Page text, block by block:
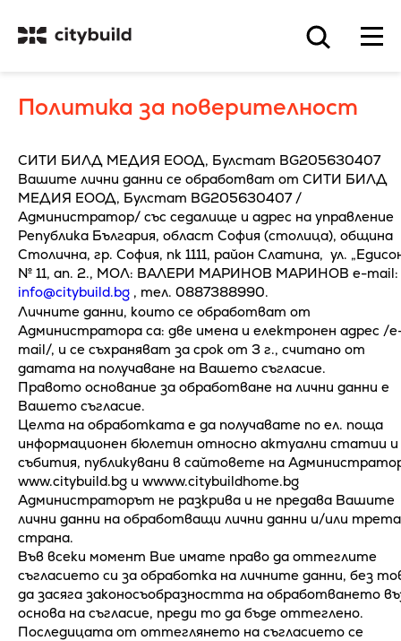
Политика за поверителност
СИТИ БИЛД МЕДИЯ ЕООД, Булстат BG205630407
Вашите лични данни се обработват от СИТИ БИЛД
МЕДИЯ ЕООД, Булстат BG205630407 /
Администратор/ със седалище и адрес на управление
Република България, област София (столица), община
Столична, гр. София, пк 1111, район Слатина, ул.
№ 11, ап. 2., МОЛ: ВАЛЕРИ МАРИНОВ МАРИНОВ e-mail:
info@citybuild.bg , тел. 0887388990.
Личните данни, които се обработват от
Администратора са: две имена и електронен адрес /
mail/, и се съхраняват за срок от 3 г., считано от
датата на получаване на Вашето съгласие.
Правото основание за обработване на лични данни е
Вашето съгласие.
Целта на обработката е да получавате по ел. поща
информационен бюлетин относно актуални статии и
събития, публикувани в сайтовете на
www.citybuild.bg и wwww.citybuildhome.bg
Администраторът не разкрива и не предава Вашите
лични данни на обработващи лични данни и/или трета
страна.
Във всеки момент Вие имате право да оттеглите
съгласието си за обработка на личните данни, без
да засяга законосъобразността на обработването
основа на съгласие, преди то да бъде оттеглено.
Последицата от оттеглянето на съгласието се